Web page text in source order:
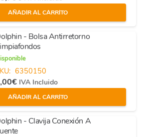
AÑADIR AL CARRITO
- Bolsa Antirretorno
6350150
€ IVA Incluido
AÑADIR AL CARRITO
- Clavija Conexión A